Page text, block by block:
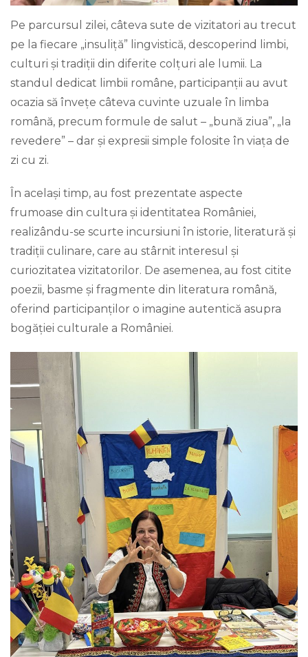
Pe parcursul zilei, câteva sute de vizitatori au trecut
pe la fiecare „insuliță” lingvistică, descoperind limbi,
culturi și tradiții din diferite colțuri ale lumii. La
standul dedicat limbii române, participanții au avut
ocazia să învețe câteva cuvinte uzuale în limba
română, precum formule de salut – „bună ziua”, „la
revedere” – dar și expresii simple folosite în viața de
zi cu zi.
În același timp, au fost prezentate aspecte
frumoase din cultura și identitatea României,
realizându-se scurte incursiuni în istorie, literatură și
tradiții culinare, care au stârnit interesul și
curiozitatea vizitatorilor. De asemenea, au fost citite
poezii, basme și fragmente din literatura română,
oferind participanților o imagine autentică asupra
bogăției culturale a României.